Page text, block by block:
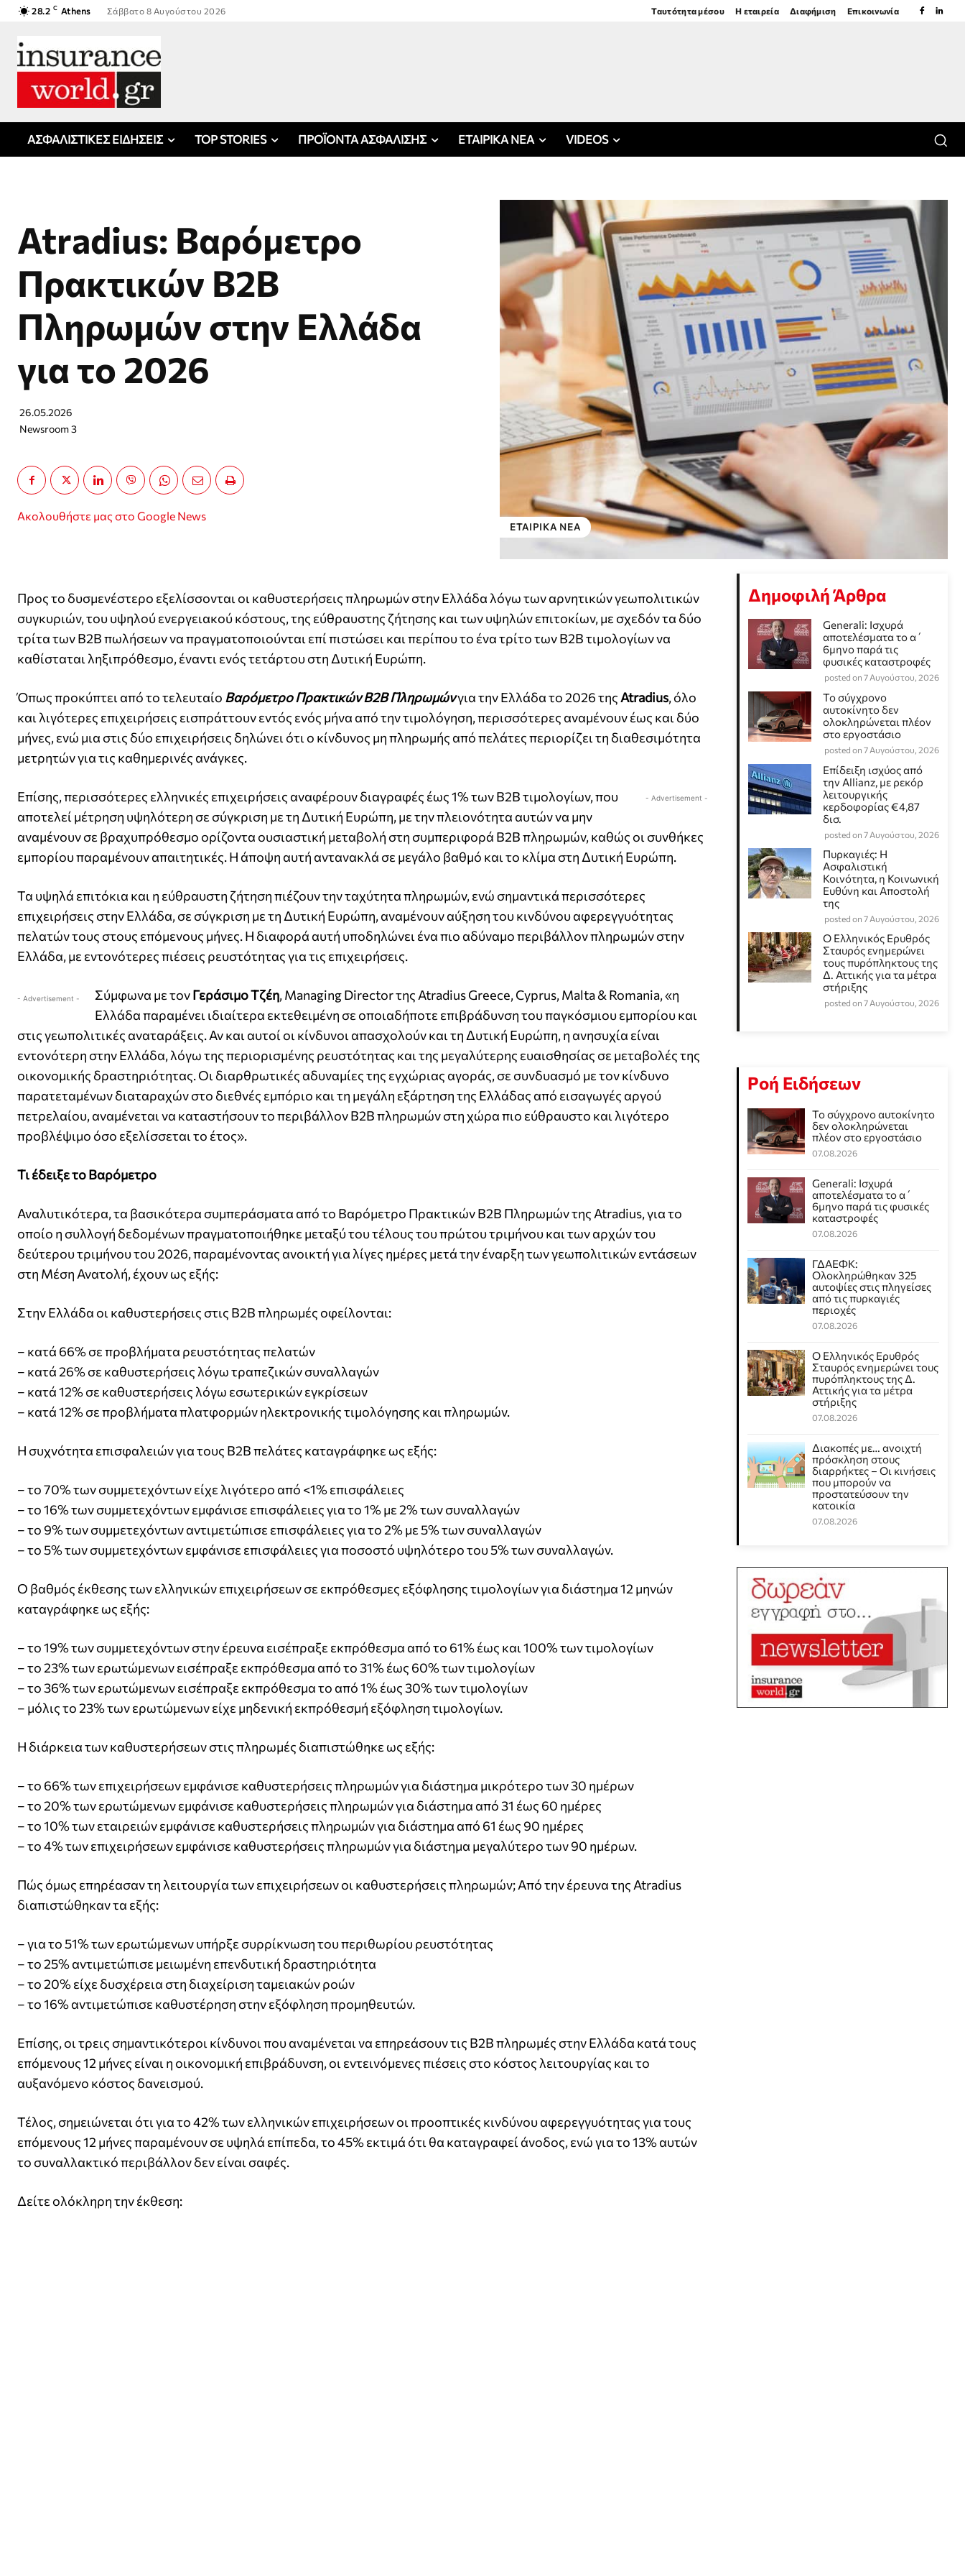
28.2 C Athens Σάββατο 8 Αυγούστου 2026 Ταυτότητα μέσου Η εταιρεία Διαφήμιση Επικοινωνία
ΑΣΦΑΛΙΣΤΙΚΕΣ ΕΙΔΗΣΕΙΣ TOP STORIES ΠΡΟΪΟΝΤΑ ΑΣΦΑΛΙΣΗΣ ΕΤΑΙΡΙΚΑ ΝΕΑ VIDEOS
Atradius: Βαρόμετρο
Πρακτικών Β2Β
Πληρωμών στην Ελλάδα
για το 2026
26.05.2026
Newsroom 3
Ακολουθήστε μας στο Google News
ΕΤΑΙΡΙΚΑ ΝΕΑ
Προς το δυσμενέστερο εξελίσσονται οι καθυστερήσεις πληρωμών στην Ελλάδα λόγω των αρνητικών γεωπολιτικών
συγκυριών, του υψηλού ενεργειακού κόστους, της εύθραυστης ζήτησης και των υψηλών επιτοκίων, με σχεδόν τα δύο
τρίτα των Β2Β πωλήσεων να πραγματοποιούνται επί πιστώσει και περίπου το ένα τρίτο των B2B τιμολογίων να
καθίσταται ληξιπρόθεσμο, έναντι ενός τετάρτου στη Δυτική Ευρώπη.
Όπως προκύπτει από το τελευταίο Βαρόμετρο Πρακτικών Β2Β Πληρωμώνγια την Ελλάδα το 2026 τηςAtradius, όλο
και λιγότερες επιχειρήσεις εισπράττουν εντός ενός μήνα από την τιμολόγηση, περισσότερες αναμένουν έως και δύο
μήνες, ενώ μια στις δύο επιχειρήσεις δηλώνει ότι ο κίνδυνος μη πληρωμής από πελάτες περιορίζει τη διαθεσιμότητα
μετρητών για τις καθημερινές ανάγκες.
- Advertisement -
Επίσης, περισσότερες ελληνικές επιχειρήσεις αναφέρουν διαγραφές έως 1% των B2B τιμολογίων, που
αποτελεί μέτρηση υψηλότερη σε σύγκριση με τη Δυτική Ευρώπη, με την πλειονότητα αυτών να μην
αναμένουν σε βραχυπρόθεσμο ορίζοντα ουσιαστική μεταβολή στη συμπεριφορά B2B πληρωμών, καθώς οι συνθήκες
εμπορίου παραμένουν απαιτητικές. Η άποψη αυτή αντανακλά σε μεγάλο βαθμό και το κλίμα στη Δυτική Ευρώπη.
Τα υψηλά επιτόκια και η εύθραυστη ζήτηση πιέζουν την ταχύτητα πληρωμών, ενώ σημαντικά περισσότερες
επιχειρήσεις στην Ελλάδα, σε σύγκριση με τη Δυτική Ευρώπη, αναμένουν αύξηση του κινδύνου αφερεγγυότητας
πελατών τους στους επόμενους μήνες. Η διαφορά αυτή υποδηλώνει ένα πιο αδύναμο περιβάλλον πληρωμών στην
Ελλάδα, με εντονότερες πιέσεις ρευστότητας για τις επιχειρήσεις.
- Advertisement - Σύμφωνα με τονΓεράσιμο Τζέη, Managing Director της Atradius Greece, Cyprus, Malta & Romania, «η
Ελλάδα παραμένει ιδιαίτερα εκτεθειμένη σε οποιαδήποτε επιβράδυνση του παγκόσμιου εμπορίου και
στις γεωπολιτικές αναταράξεις. Αν και αυτοί οι κίνδυνοι απασχολούν και τη Δυτική Ευρώπη, η ανησυχία είναι
εντονότερη στην Ελλάδα, λόγω της περιορισμένης ρευστότητας και της μεγαλύτερης ευαισθησίας σε μεταβολές της
οικονομικής δραστηριότητας. Οι διαρθρωτικές αδυναμίες της εγχώριας αγοράς, σε συνδυασμό με τον κίνδυνο
παρατεταμένων διαταραχών στο διεθνές εμπόριο και τη μεγάλη εξάρτηση της Ελλάδας από εισαγωγές αργού
πετρελαίου, αναμένεται να καταστήσουν το περιβάλλον B2B πληρωμών στη χώρα πιο εύθραυστο και λιγότερο
προβλέψιμο όσο εξελίσσεται το έτος».
Τι έδειξε το Βαρόμετρο
Αναλυτικότερα, τα βασικότερα συμπεράσματα από το Βαρόμετρο Πρακτικών Β2Β Πληρωμών της Atradius, για το
οποίο η συλλογή δεδομένων πραγματοποιήθηκε μεταξύ του τέλους του πρώτου τριμήνου και των αρχών του
δεύτερου τριμήνου του 2026, παραμένοντας ανοικτή για λίγες ημέρες μετά την έναρξη των γεωπολιτικών εντάσεων
στη Μέση Ανατολή, έχουν ως εξής:
Στην Ελλάδα οι καθυστερήσεις στις Β2Β πληρωμές οφείλονται:
– κατά 66% σε προβλήματα ρευστότητας πελατών
– κατά 26% σε καθυστερήσεις λόγω τραπεζικών συναλλαγών
– κατά 12% σε καθυστερήσεις λόγω εσωτερικών εγκρίσεων
– κατά 12% σε προβλήματα πλατφορμών ηλεκτρονικής τιμολόγησης και πληρωμών.
Η συχνότητα επισφαλειών για τους Β2Β πελάτες καταγράφηκε ως εξής:
– το 70% των συμμετεχόντων είχε λιγότερο από <1% επισφάλειες
– το 16% των συμμετεχόντων εμφάνισε επισφάλειες για το 1% με 2% των συναλλαγών
– το 9% των συμμετεχόντων αντιμετώπισε επισφάλειες για το 2% με 5% των συναλλαγών
– το 5% των συμμετεχόντων εμφάνισε επισφάλειες για ποσοστό υψηλότερο του 5% των συναλλαγών.
Ο βαθμός έκθεσης των ελληνικών επιχειρήσεων σε εκπρόθεσμες εξόφλησης τιμολογίων για διάστημα 12 μηνών
καταγράφηκε ως εξής:
– το 19% των συμμετεχόντων στην έρευνα εισέπραξε εκπρόθεσμα από το 61% έως και 100% των τιμολογίων
– το 23% των ερωτώμενων εισέπραξε εκπρόθεσμα από το 31% έως 60% των τιμολογίων
– το 36% των ερωτώμενων εισέπραξε εκπρόθεσμα το από 1% έως 30% των τιμολογίων
– μόλις το 23% των ερωτώμενων είχε μηδενική εκπρόθεσμή εξόφληση τιμολογίων.
Η διάρκεια των καθυστερήσεων στις πληρωμές διαπιστώθηκε ως εξής:
– το 66% των επιχειρήσεων εμφάνισε καθυστερήσεις πληρωμών για διάστημα μικρότερο των 30 ημέρων
– το 20% των ερωτώμενων εμφάνισε καθυστερήσεις πληρωμών για διάστημα από 31 έως 60 ημέρες
– το 10% των εταιρειών εμφάνισε καθυστερήσεις πληρωμών για διάστημα από 61 έως 90 ημέρες
– το 4% των επιχειρήσεων εμφάνισε καθυστερήσεις πληρωμών για διάστημα μεγαλύτερο των 90 ημέρων.
Πώς όμως επηρέασαν τη λειτουργία των επιχειρήσεων οι καθυστερήσεις πληρωμών; Από την έρευνα της Atradius
διαπιστώθηκαν τα εξής:
– για το 51% των ερωτώμενων υπήρξε συρρίκνωση του περιθωρίου ρευστότητας
– το 25% αντιμετώπισε μειωμένη επενδυτική δραστηριότητα
– το 20% είχε δυσχέρεια στη διαχείριση ταμειακών ροών
– το 16% αντιμετώπισε καθυστέρηση στην εξόφληση προμηθευτών.
Επίσης, οι τρεις σημαντικότεροι κίνδυνοι που αναμένεται να επηρεάσουν τις B2B πληρωμές στην Ελλάδα κατά τους
επόμενους 12 μήνες είναι η οικονομική επιβράδυνση, οι εντεινόμενες πιέσεις στο κόστος λειτουργίας και το
αυξανόμενο κόστος δανεισμού.
Τέλος, σημειώνεται ότι για το 42% των ελληνικών επιχειρήσεων οι προοπτικές κινδύνου αφερεγγυότητας για τους
επόμενους 12 μήνες παραμένουν σε υψηλά επίπεδα, το 45% εκτιμά ότι θα καταγραφεί άνοδος, ενώ για το 13% αυτών
το συναλλακτικό περιβάλλον δεν είναι σαφές.
Δείτε ολόκληρη την έκθεση:
Δημοφιλή Άρθρα
Generali: Ισχυρά
αποτελέσματα το α΄
6μηνο παρά τις
φυσικές καταστροφές
posted on 7 Αυγούστου, 2026
Το σύγχρονο
αυτοκίνητο δεν
ολοκληρώνεται πλέον
στο εργοστάσιο
posted on 7 Αυγούστου, 2026
Επίδειξη ισχύος από
την Allianz, με ρεκόρ
λειτουργικής
κερδοφορίας €4,87
δισ.
posted on 7 Αυγούστου, 2026
Πυρκαγιές: Η
Ασφαλιστική
Κοινότητα, η Κοινωνική
Ευθύνη και Αποστολή
της
posted on 7 Αυγούστου, 2026
Ο Ελληνικός Ερυθρός
Σταυρός ενημερώνει
τους πυρόπληκτους της
Δ. Αττικής για τα μέτρα
στήριξης
posted on 7 Αυγούστου, 2026
Ροή Ειδήσεων
Το σύγχρονο αυτοκίνητο
δεν ολοκληρώνεται
πλέον στο εργοστάσιο
07.08.2026
Generali: Ισχυρά
αποτελέσματα το α΄
6μηνο παρά τις φυσικές
καταστροφές
07.08.2026
ΓΔΑΕΦΚ:
Ολοκληρώθηκαν 325
αυτοψίες στις πληγείσες
από τις πυρκαγιές
περιοχές
07.08.2026
Ο Ελληνικός Ερυθρός
Σταυρός ενημερώνει τους
πυρόπληκτους της Δ.
Αττικής για τα μέτρα
στήριξης
07.08.2026
Διακοπές με… ανοιχτή
πρόσκληση στους
διαρρήκτες – Οι κινήσεις
που μπορούν να
προστατεύσουν την
κατοικία
07.08.2026